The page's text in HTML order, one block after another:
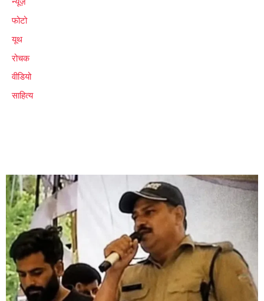
फोटो
यूथ
रोचक
वीडियो
साहित्य